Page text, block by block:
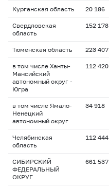
Курганская область 20 186
Свердловская
область
152 178
Тюменская область 223 407
в том числе Ханты-
Мансийский
автономный округ -
Югра
112 420
в том числе Ямало-
Ненецкий
автономный округ
34 918
Челябинская
область
112 444
СИБИРСКИЙ
ФЕДЕРАЛЬНЫЙ
ОКРУГ
661 537